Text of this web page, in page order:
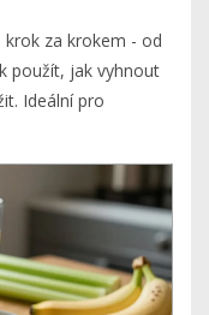
za krokem - od
použít, jak vyhnout
Ideální pro